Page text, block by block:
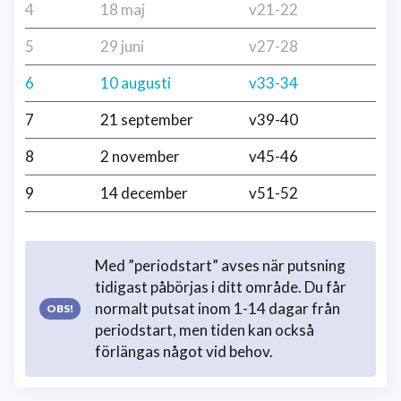
4
18 maj
v21-22
5
29 juni
v27-28
6
10 augusti
v33-34
7
21 september
v39-40
8
2 november
v45-46
9
14 december v51-52
Med ”periodstart” avses när putsning
tidigast påbörjas i ditt område. Du får
normalt putsat inom 1-14 dagar från
periodstart, men tiden kan också
förlängas något vid behov.